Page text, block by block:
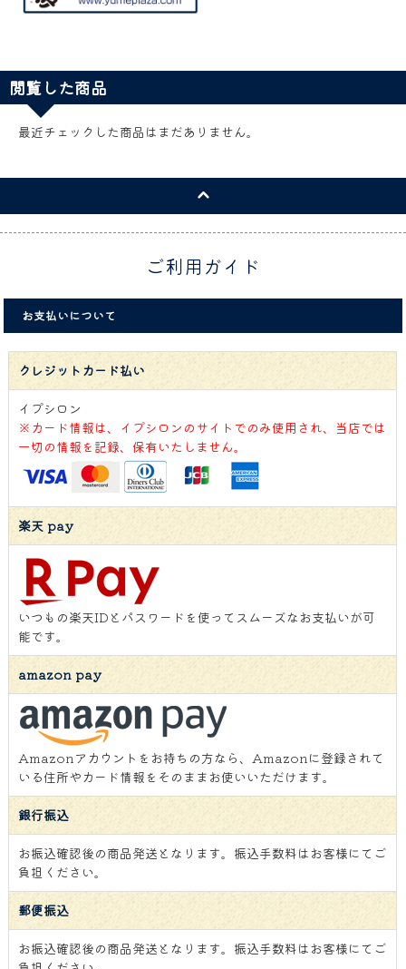
閲覧した商品
最近チェックした商品はまだありません。
ご利用ガイド
お支払いについて
クレジットカード払い
イプシロン
※カード情報は、イプシロンのサイトでのみ使用され、当店では
一切の情報を記録、保有いたしません。
楽天 pay
いつもの楽天IDとパスワードを使ってスムーズなお支払いが可
能です。
amazon pay
Amazonアカウントをお持ちの方なら、Amazonに登録されて
いる住所やカード情報をそのままお使いいただけます。
銀行振込
お振込確認後の商品発送となります。振込手数料はお客様にてご
負担ください。
郵便振込
お振込確認後の商品発送となります。振込手数料はお客様にてご